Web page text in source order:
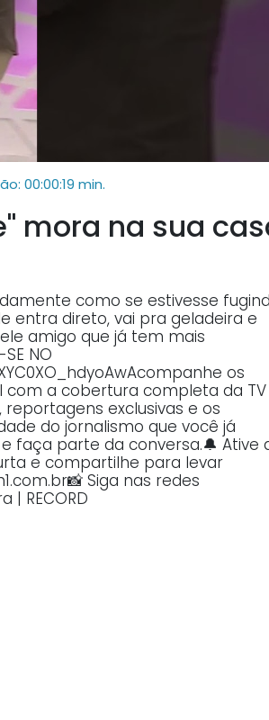
00:00:19 min.
mora na sua
como se estivesse
entra direto, vai pra geladeira e
amigo que já tem mais
NO
os
com a cobertura completa da TV
exclusivas e os
do jornalismo que você já
faça parte da conversa.🔔 Ative
e compartilhe para levar
Siga nas redes
| RECORD